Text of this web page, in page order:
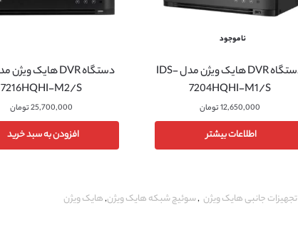
ناموجود
دستگاه DVR هایک ویژن مدل IDS-
7204HQHI-M1/S
12,650,000تومان
اطلاعات بیشتر
7216HQHI-M2/S
25,700,000تومان
افزودن به سبد خرید
تجهیزات جانبی هایک ویژن ,سوئیچ شبکه هایک ویژن,هایک ویژن